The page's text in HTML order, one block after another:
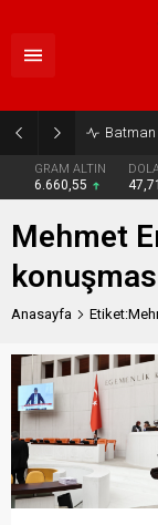
GRAM ALTIN
6.660,55
Mehmet
Anasayfa